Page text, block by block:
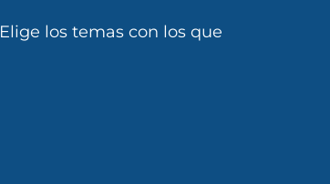
Elige los temas con los que